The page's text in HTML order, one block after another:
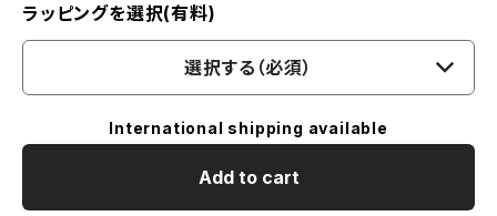
ラッピングを選択(有料)
選択する（必須）
International shipping available
Add to cart